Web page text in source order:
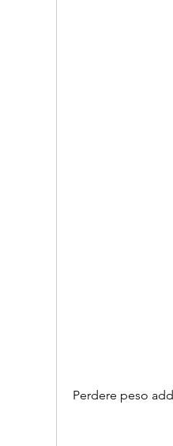
Perdere peso